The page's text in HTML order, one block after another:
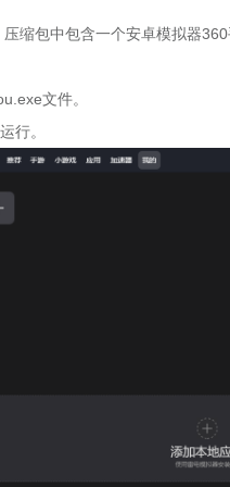
包中包含一个安卓模拟器
文件。
行。